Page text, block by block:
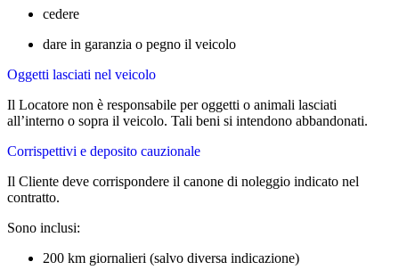
cedere
dare in garanzia o pegno il veicolo
Oggetti lasciati nel veicolo
Il Locatore non è responsabile per oggetti o animali lasciati
all’interno o sopra il veicolo. Tali beni si intendono abbandonati.
Corrispettivi e deposito cauzionale
Il Cliente deve corrispondere il canone di noleggio indicato nel
contratto.
Sono inclusi:
200 km giornalieri (salvo diversa indicazione)